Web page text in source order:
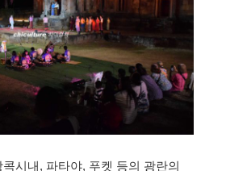
시내, 파타야, 푸켓 등의 광란의